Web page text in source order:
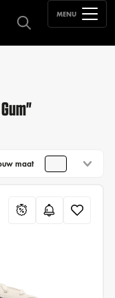
MENU
maat